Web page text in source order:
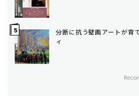
分断に抗う壁画――アートが
ィ